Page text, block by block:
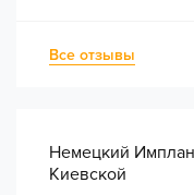
Все отзывы
Немецкий
Киевской